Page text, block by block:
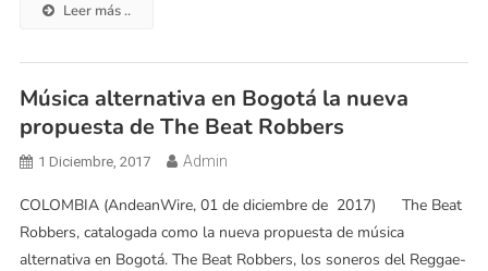
Leer más ..
Música alternativa en Bogotá la nueva
propuesta de The Beat Robbers
1 Diciembre, 2017 Admin
COLOMBIA (AndeanWire, 01 de diciembre de 2017) The Beat
Robbers, catalogada como la nueva propuesta de música
alternativa en Bogotá. The Beat Robbers, los soneros del Reggae-